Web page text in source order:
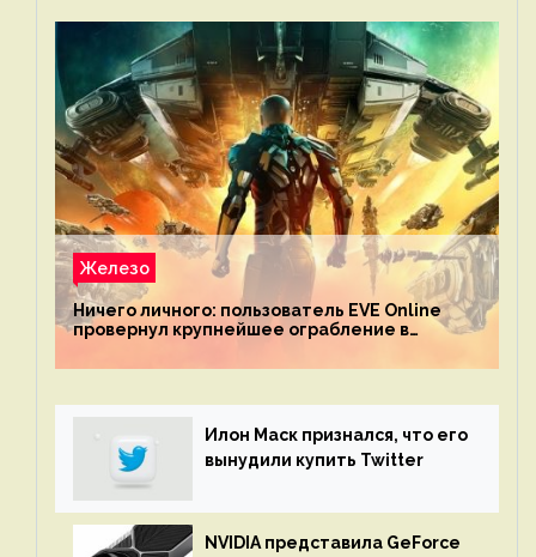
Железо
Ничего личного: пользователь EVE Online
провернул крупнейшее ограбление в
механике
Илон Маск признался, что его
вынудили купить Twitter
NVIDIA представила GeForce